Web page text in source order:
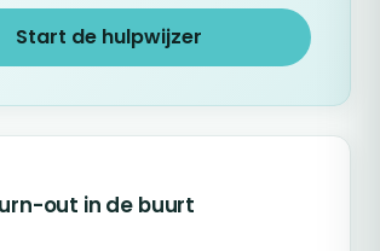
Start de hulpwijzer
out in de buurt